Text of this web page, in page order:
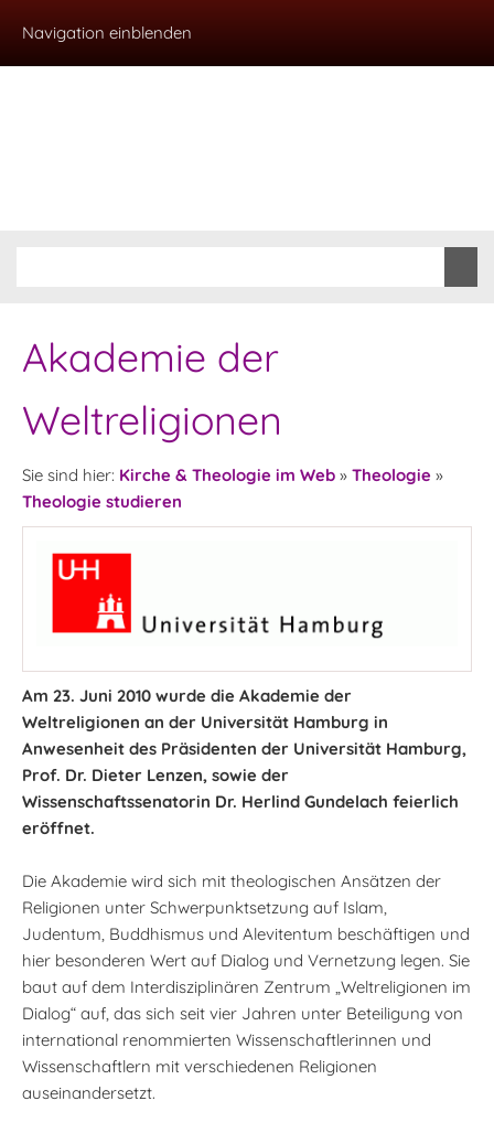
Navigation einblenden
Akademie der
Weltreligionen
Sie sind hier: Kirche & Theologie im Web » Theologie »
Theologie studieren
Am 23. Juni 2010 wurde die Akademie der
Weltreligionen an der Universität Hamburg in
Anwesenheit des Präsidenten der Universität Hamburg,
Prof. Dr. Dieter Lenzen, sowie der
Wissenschaftssenatorin Dr. Herlind Gundelach feierlich
eröffnet.
Die Akademie wird sich mit theologischen Ansätzen der
Religionen unter Schwerpunktsetzung auf Islam,
Judentum, Buddhismus und Alevitentum beschäftigen und
hier besonderen Wert auf Dialog und Vernetzung legen. Sie
baut auf dem Interdisziplinären Zentrum „Weltreligionen im
Dialog“ auf, das sich seit vier Jahren unter Beteiligung von
international renommierten Wissenschaftlerinnen und
Wissenschaftlern mit verschiedenen Religionen
auseinandersetzt.